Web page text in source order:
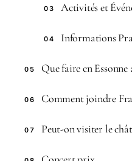
03 Activités et
04 Informations
05 Que faire en Essonne
06 Comment joindre
07 Peut-on visiter le